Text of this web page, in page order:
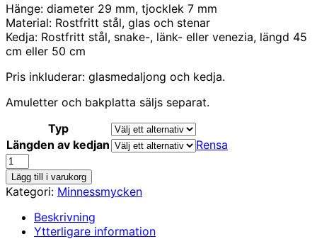
Hänge: diameter 29 mm, tjocklek 7 mm
Material: Rostfritt stål, glas och stenar
Kedja: Rostfritt stål, snake-, länk- eller venezia, längd 45
cm eller 50 cm
Pris inkluderar: glasmedaljong och kedja.
Amuletter och bakplatta säljs separat.
Typ
Längden av kedjan
Rensa
Guldfärgad
glasmedaljong
med
stenar,
minnessmycke
mängd
Lägg till i varukorg
Kategori: Minnessmycken
Beskrivning
Ytterligare information